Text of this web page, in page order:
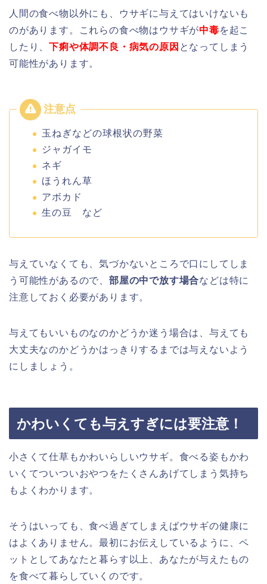
人間の食べ物以外にも、ウサギに与えてはいけないも
のがあります。これらの食べ物はウサギが中毒を起こ
したり、下痢や体調不良・病気の原因 となってしまう
可能性があります。
玉ねぎなどの球根状の野菜
ジャガイモ
ネギ
ほうれん草
アボカド
生の豆 など
与えていなくても、気づかないところで口にしてしま
う可能性があるので、 部屋の中で放す場合などは特に
注意しておく必要があります。
与えてもいいものなのかどうか迷う場合は、与えても
大丈夫なのかどうかはっきりするまでは与えないよう
にしましょう。
かわいくても与えすぎには要注意！
小さくて仕草もかわいらしいウサギ。食べる姿もかわ
いくてついついおやつをたくさんあげてしまう気持ち
もよくわかります。
そうはいっても、食べ過ぎてしまえばウサギの健康に
はよくありません。最初にお伝えしているように、ペ
ットとしてあなたと暮らす以上、あなたが与えたもの
を食べて暮らしていくのです。